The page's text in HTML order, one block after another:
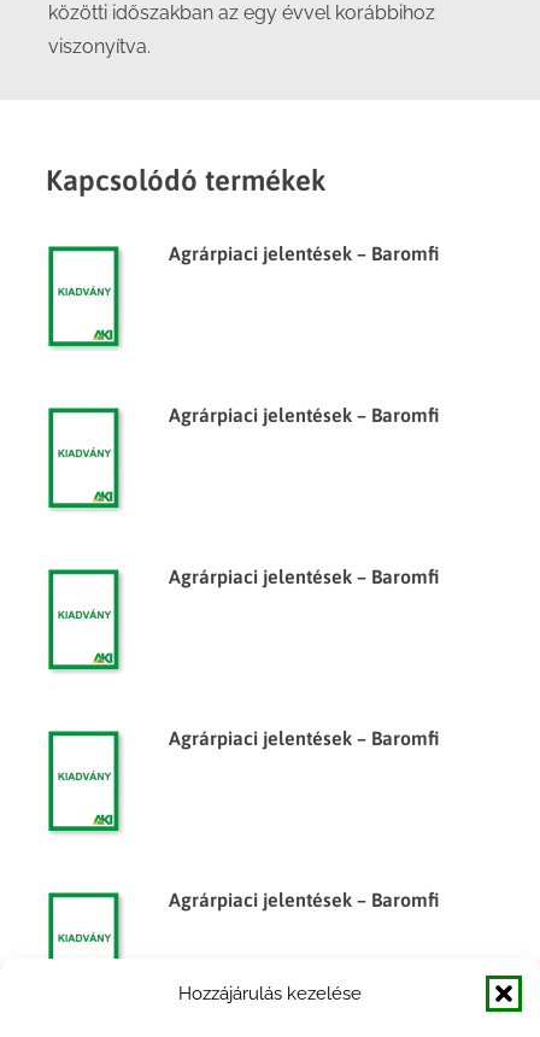
Hozzájárulás kezelése
közötti időszakban az egy évvel korábbihoz
viszonyítva.
Kapcsolódó termékek
Agrárpiaci jelentések – Baromfi
Agrárpiaci jelentések – Baromfi
Agrárpiaci jelentések – Baromfi
Agrárpiaci jelentések – Baromfi
Agrárpiaci jelentések – Baromfi